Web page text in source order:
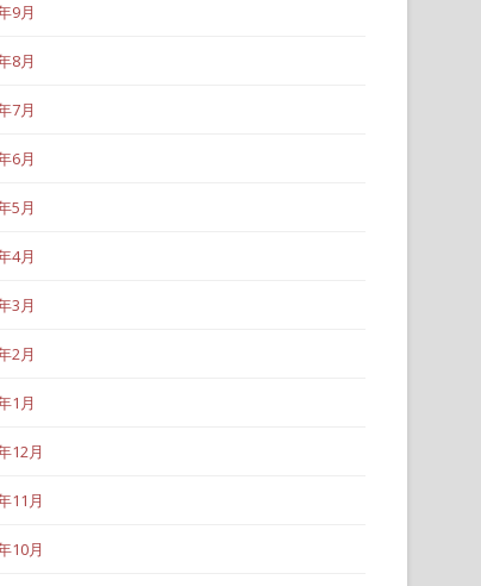
9月
8月
7月
6月
5月
4月
3月
2月
1月
12月
11月
10月